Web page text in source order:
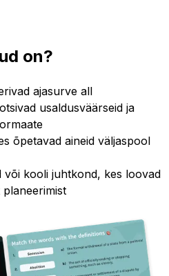
on?
ajasurve all
usaldusväärseid ja
õpetavad aineid väljaspool
või kooli juhtkond, kes loovad